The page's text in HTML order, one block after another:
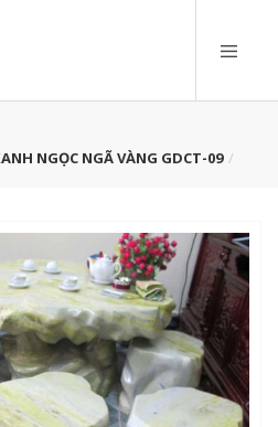
NGỌC NGÃ VÀNG GDCT-09